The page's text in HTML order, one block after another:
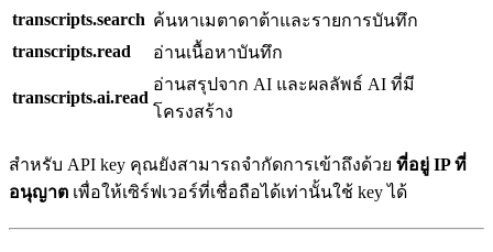
transcripts.search ค้นหาเมตาดาต้าและรายการบันทึก
transcripts.read
อ่านเนื้อหาบันทึก
transcripts.ai.read
อ่านสรุปจาก AI และผลลัพธ์ AI ที่มี
โครงสร้าง
สำหรับ API key คุณยังสามารถจำกัดการเข้าถึงด้วย ที่อยู่ IP ที่
อนุญาต เพื่อให้เซิร์ฟเวอร์ที่เชื่อถือได้เท่านั้นใช้ key ได้